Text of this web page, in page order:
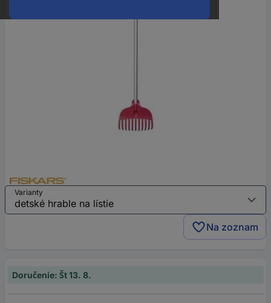
Varianty
Na zoznam
Doručenie: Št 13. 8.